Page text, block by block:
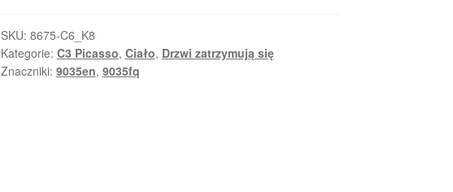
SKU: 8675-C6_K8
Kategorie: C3 Picasso, Ciało, Drzwi zatrzymują się
Znaczniki: 9035en, 9035fq